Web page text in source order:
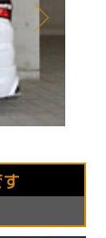
Next